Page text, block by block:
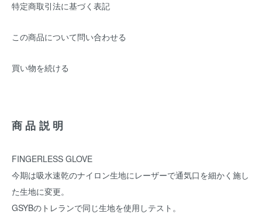
特定商取引法に基づく表記
この商品について問い合わせる
買い物を続ける
商品説明
FINGERLESS GLOVE
今期は吸水速乾のナイロン生地にレーザーで通気口を細かく施し
た生地に変更。
GSYBのトレランで同じ生地を使用しテスト。